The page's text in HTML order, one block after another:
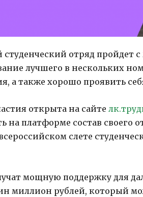
отряд пройдет
лучшего в нескольких
а также хорошо проявить
открыта на сайте
на платформе состав своего
слете
мощную поддержку для
миллион рублей, который